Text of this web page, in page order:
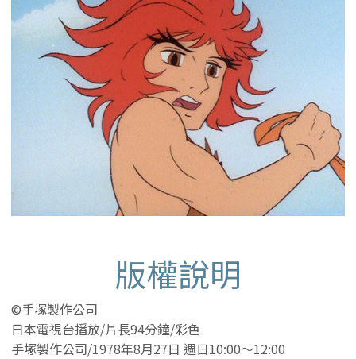
版權說明
©手塚製作公司
日本電視台播放/片長94分鐘/彩色
手塚製作公司/1978年8月27日 週日10:00～12:00